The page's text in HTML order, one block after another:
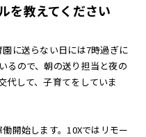
を教えてください
に送らない日には7時過ぎに
るので、朝の送り担当と夜の
代して、子育てをしていま
開始します。10Xではリモー